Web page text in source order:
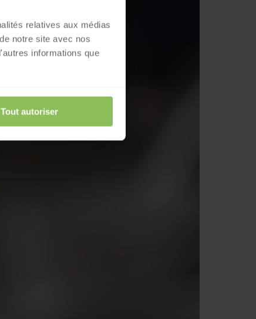
relatives aux médias
notre site avec nos
informations que
Tout autoriser